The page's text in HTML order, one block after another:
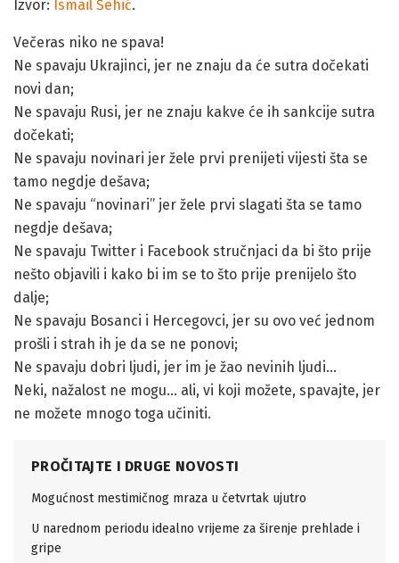
Izvor: Ismail Šehić.
Večeras niko ne spava!
Ne spavaju Ukrajinci, jer ne znaju da će sutra dočekati
novi dan;
Ne spavaju Rusi, jer ne znaju kakve će ih sankcije sutra
dočekati;
Ne spavaju novinari jer žele prvi prenijeti vijesti šta se
tamo negdje dešava;
Ne spavaju “novinari” jer žele prvi slagati šta se tamo
negdje dešava;
Ne spavaju Twitter i Facebook stručnjaci da bi što prije
nešto objavili i kako bi im se to što prije prenijelo što
dalje;
Ne spavaju Bosanci i Hercegovci, jer su ovo već jednom
prošli i strah ih je da se ne ponovi;
Ne spavaju dobri ljudi, jer im je žao nevinih ljudi…
Neki, nažalost ne mogu… ali, vi koji možete, spavajte, jer
ne možete mnogo toga učiniti.
PROČITAJTE I DRUGE NOVOSTI
Mogućnost mestimičnog mraza u četvrtak ujutro
U narednom periodu idealno vrijeme za širenje prehlade i
gripe